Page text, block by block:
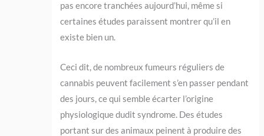
pas encore tranchées aujourd’hui, même si
certaines études paraissent montrer qu’il en
existe bien un.
Ceci dit, de nombreux fumeurs réguliers de
cannabis peuvent facilement s’en passer pendant
des jours, ce qui semble écarter l’origine
physiologique dudit syndrome. Des études
portant sur des animaux peinent à produire des